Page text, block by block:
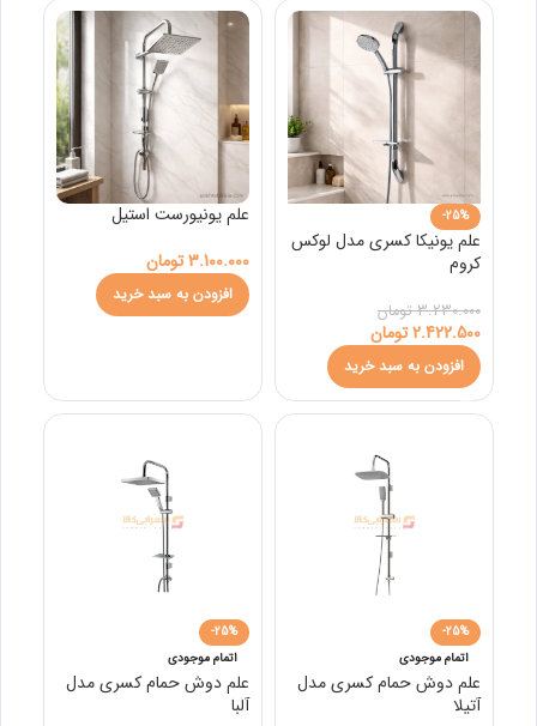
-25%
علم یونیکا کسری مدل لوکس
کروم
3.230.000 تومان
2.422.500تومان
افزودن به سبد خرید
علم یونیورست استیل
3.100.000تومان
افزودن به سبد خرید
-25%
اتمام موجودی
علم دوش حمام کسری مدل
آتیلا
-25%
اتمام موجودی
علم دوش حمام کسری مدل
آلبا